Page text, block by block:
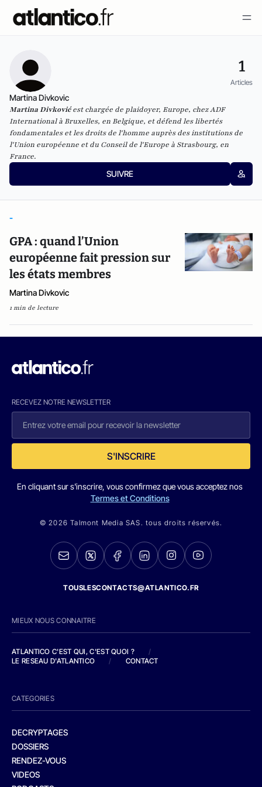
1
Articles
Martina Divkovic
Martina Divkovićest chargée de plaidoyer, Europe, chez ADF
International à Bruxelles, en Belgique, et défend les libertés
fondamentales et les droits de l'homme auprès des institutions de
l'Union européenne et du Conseil de l'Europe à Strasbourg, en
France.
SUIVRE
-
GPA : quand l’Union
européenne fait pression sur
les états membres
Martina Divkovic
1 min de lecture
RECEVEZ NOTRE NEWSLETTER
S'INSCRIRE
En cliquant sur s'inscrire, vous confirmez que vous acceptez nos
Termes et Conditions
© 2026 Talmont Media SAS. tous droits réservés.
TOUSLESCONTACTS@ATLANTICO.FR
MIEUX NOUS CONNAITRE
ATLANTICO C'EST QUI, C'EST QUOI ?
/
LE RESEAU D'ATLANTICO
/ CONTACT
CATEGORIES
DECRYPTAGES
DOSSIERS
RENDEZ-VOUS
VIDEOS